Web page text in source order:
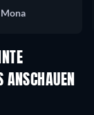
Mona